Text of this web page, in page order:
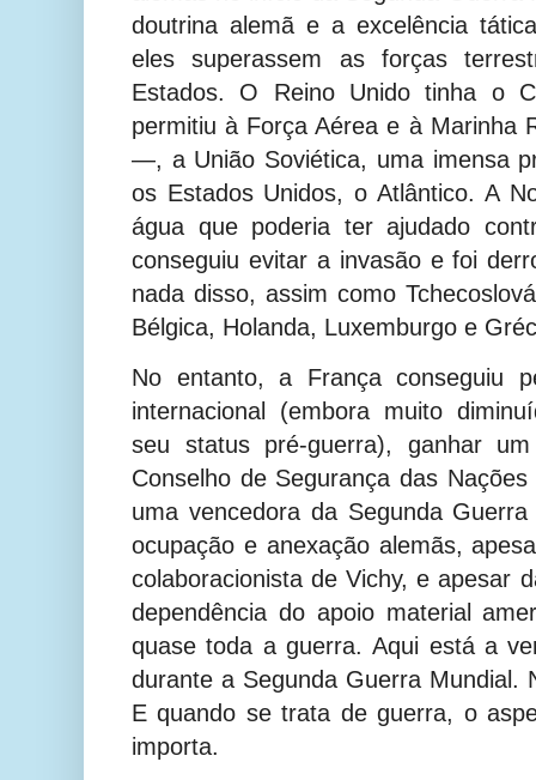
doutrina alemã e a excelência
eles superassem as forças
Estados. O Reino Unido tinha o
permitiu à Força Aérea e à Marinha
—, a União Soviética, uma imensa
os Estados Unidos, o Atlântico.A
água que poderia ter ajudado
conseguiu evitar a invasão e foi
nada disso, assim como
Bélgica, Holanda, Luxemburgo e
No entanto, a França conseguiu
internacional (embora muito
seu status pré-guerra), ganhar
Conselho de Segurança das
uma vencedora da Segunda
ocupação e anexação alemãs,
colaboracionista de Vichy, e apesar
dependência do apoio material
quase toda a guerra.Aqui está a
durante a Segunda Guerra Mundial.
E quando se trata de guerra, o
importa.